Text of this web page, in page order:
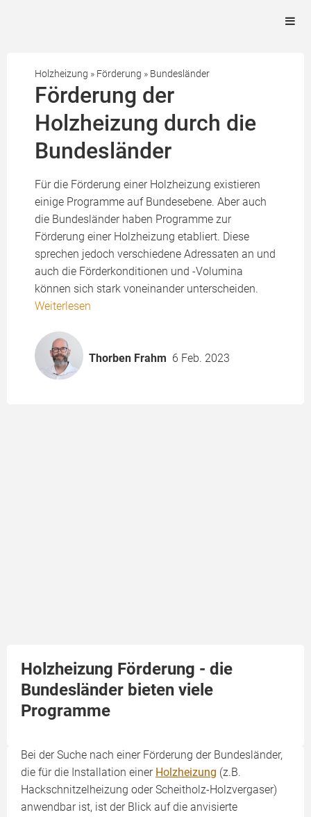
Holzheizung » Förderung » Bundesländer
Förderung der
Holzheizung durch die
Bundesländer
Für die Förderung einer Holzheizung existieren
einige Programme auf Bundesebene. Aber auch
die Bundesländer haben Programme zur
Förderung einer Holzheizung etabliert. Diese
sprechen jedoch verschiedene Adressaten an und
auch die Förderkonditionen und -Volumina
können sich stark voneinander unterscheiden.
Weiterlesen
Thorben Frahm 6 Feb. 2023
Holzheizung Förderung - die
Bundesländer bieten viele
Programme
Bei der Suche nach einer Förderung der Bundesländer,
die für die Installation einer Holzheizung (z.B.
Hackschnitzelheizung oder Scheitholz-Holzvergaser)
anwendbar ist, ist der Blick auf die anvisierte